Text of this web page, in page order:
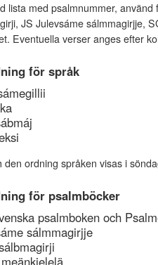
lista med psalmnummer,
JS Julevsáme sálmmagirjje,
Eventuella verser anges efter
för språk
den ordning språken visas i
för psalmböcker
psalmboken och
sálmmagirjje